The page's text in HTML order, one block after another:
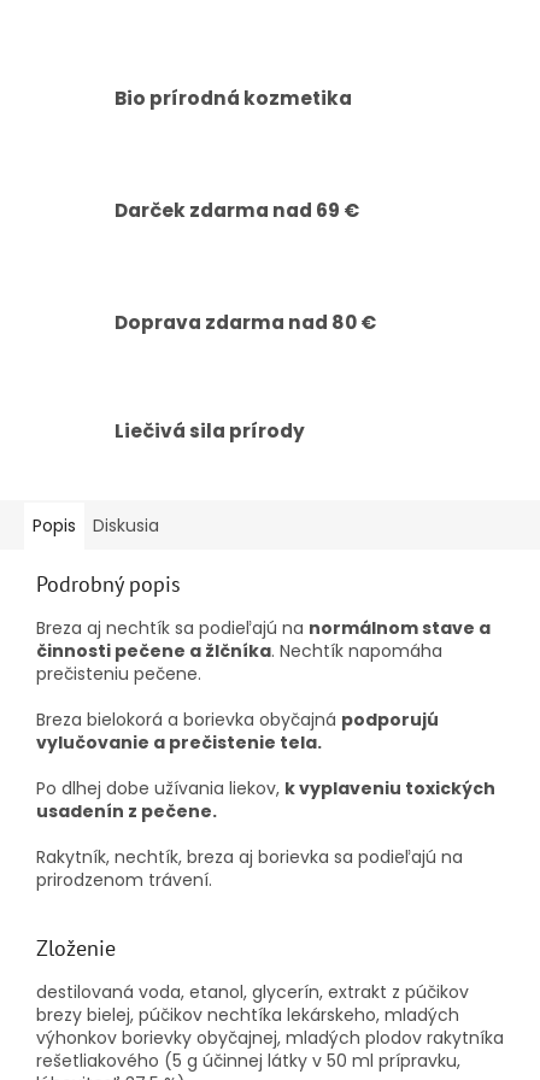
Bio prírodná kozmetika
Darček zdarma nad 69 €
Doprava zdarma nad 80 €
Liečivá sila prírody
Popis Diskusia
Podrobný popis
Breza aj nechtík sa podieľajú na normálnom stave a
činnosti pečene a žlčníka. Nechtík napomáha
prečisteniu pečene.
Breza bielokorá a borievka obyčajná podporujú
vylučovanie a prečistenie tela.
Po dlhej dobe užívania liekov, k vyplaveniu toxických
usadenín z pečene.
Rakytník, nechtík, breza aj borievka sa podieľajú na
prirodzenom trávení.
Zloženie
destilovaná voda, etanol, glycerín, extrakt z púčikov
brezy bielej, púčikov nechtíka lekárskeho, mladých
výhonkov borievky obyčajnej, mladých plodov rakytníka
rešetliakového (5 g účinnej látky v 50 ml prípravku,